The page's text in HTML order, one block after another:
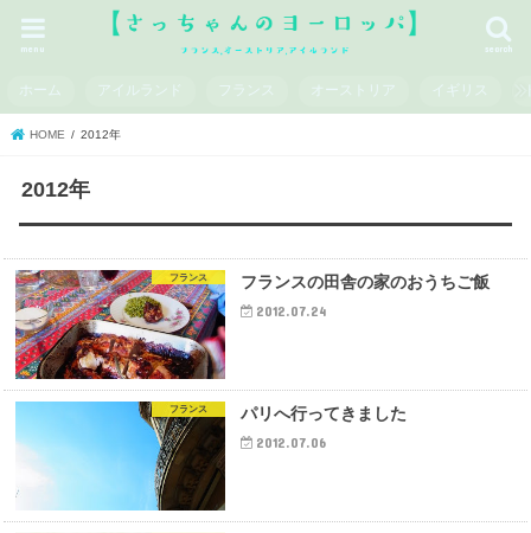
search
menu
ホーム アイルランド フランス オーストリア イギリス
HOME 2012年
2012年
フランス フランスの田舎の家のおうちご飯
2012.07.24
フランス パリへ行ってきました
2012.07.06